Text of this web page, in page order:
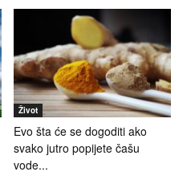
Život
Evo šta će se dogoditi ako
svako jutro popijete čašu
vode...